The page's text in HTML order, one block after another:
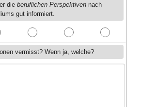
die beruflichen Perspektiven nach
gut informiert.
vermisst? Wenn ja, welche?